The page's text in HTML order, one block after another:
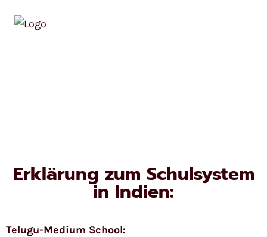
Erklärung zum Schulsystem
in Indien:
Telugu-Medium School: